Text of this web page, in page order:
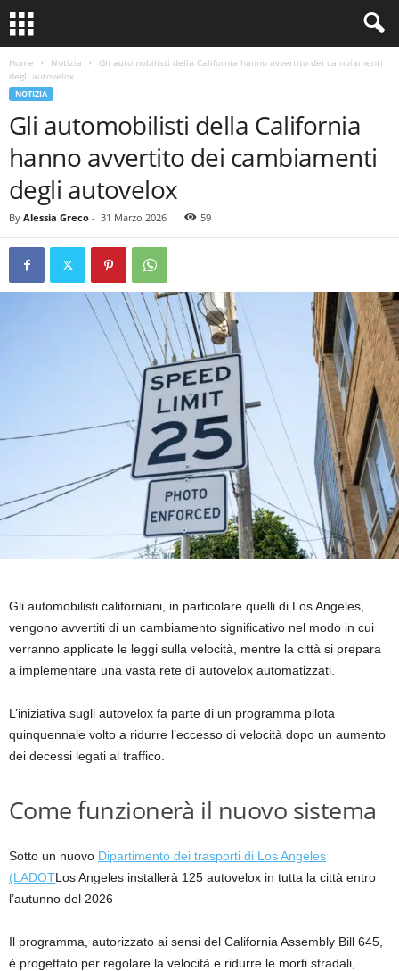
Home Notizia
Gli automobilisti della California hanno avvertito dei cambiamenti
degli autovelox
NOTIZIA
Gli automobilisti della California
hanno avvertito dei cambiamenti
degli autovelox
By Alessia Greco - 31 Marzo 2026 59
Gli automobilisti californiani, in particolare quelli di Los Angeles,
vengono avvertiti di un cambiamento significativo nel modo in cui
verranno applicate le leggi sulla velocità, mentre la città si prepara
a implementare una vasta rete di autovelox automatizzati.
L’iniziativa sugli autovelox fa parte di un programma pilota
quinquennale volto a ridurre l’eccesso di velocità dopo un aumento
dei decessi legati al traffico.
Come funzionerà il nuovo sistema
Sotto un nuovo Dipartimento dei trasporti di Los Angeles
(LADOTLos Angeles installerà 125 autovelox in tutta la città entro
l’autunno del 2026
Il programma, autorizzato ai sensi del California Assembly Bill 645,
è progettato per regolare la velocità e ridurre le morti stradali,